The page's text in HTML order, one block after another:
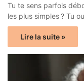
Tu te sens parfois
les plus simples ? Tu
Lire la suite »